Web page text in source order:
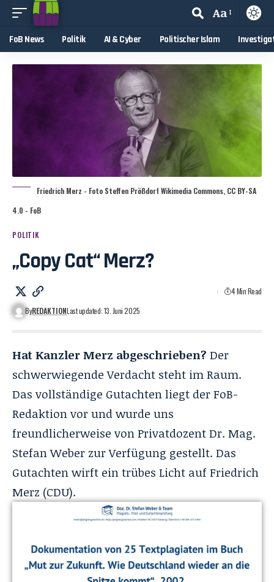
Aa
FoB News Politik AI & Cyber Politischer Islam
Friedrich Merz - Foto Steffen Prößdorf Wikimedia Commons, CC BY-SA
4.0 - FoB
POLITIK
„Copy Cat“ Merz?
ByREDAKTIONLast updated: 13. Juni 2025
4 Min Read
Hat Kanzler Merz abgeschrieben? Der
schwerwiegende Verdacht steht im Raum.
Das vollständige Gutachten liegt der FoB-
Redaktion vor und wurde uns
freundlicherweise von Privatdozent Dr. Mag.
Stefan Weber zur Verfügung gestellt. Das
Gutachten wirft ein trübes Licht auf Friedrich
Merz (CDU).